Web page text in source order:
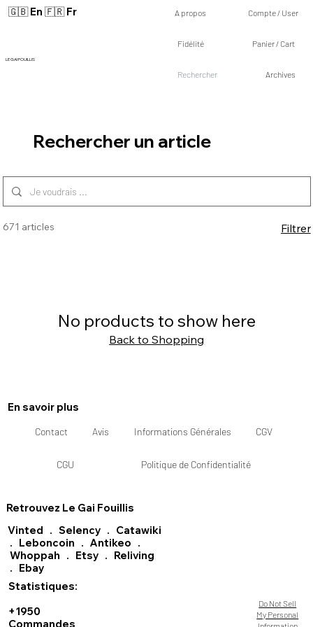
🇬🇧 En 🇫🇷 Fr
LE GAI FOUILLIS
A propos Compte / User
Fidélité Panier / Cart
Rechercher Archives
Rechercher un article
671 articles Filtrer
No products to show here
Back to Shopping
Contact Avis Informations Générales CGV
CGU Politique de Confidentialité
En savoir plus
Retrouvez Le Gai Fouillis
Vinted . Selency. Catawiki
. Leboncoin . Antikeo .
Whoppah . Etsy. Reliving
. Ebay
Statistiques:
+1950
Commandes
Do Not Sell
My Personal